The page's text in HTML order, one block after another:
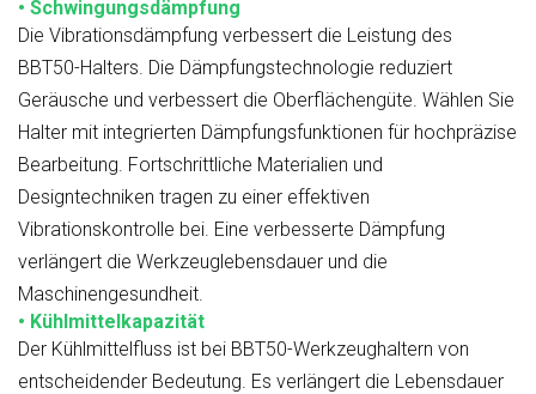
• Schwingungsdämpfung
Die Vibrationsdämpfung verbessert die Leistung des
BBT50-Halters. Die Dämpfungstechnologie reduziert
Geräusche und verbessert die Oberflächengüte. Wählen Sie
Halter mit integrierten Dämpfungsfunktionen für hochpräzise
Bearbeitung. Fortschrittliche Materialien und
Designtechniken tragen zu einer effektiven
Vibrationskontrolle bei. Eine verbesserte Dämpfung
verlängert die Werkzeuglebensdauer und die
Maschinengesundheit.
• Kühlmittelkapazität
Der Kühlmittelfluss ist bei BBT50-Werkzeughaltern von
entscheidender Bedeutung. Es verlängert die Lebensdauer